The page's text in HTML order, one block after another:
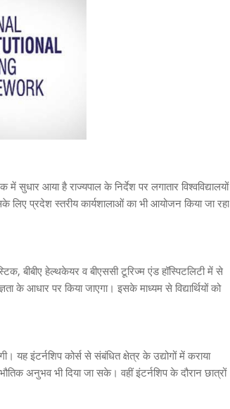
आया है राज्यपाल के निर्देश पर लगातार विश्वविद्यालयों
लिए प्रदेश स्तरीय कार्यशालाओं का भी आयोजन किया जा रहा
बीबीए हेल्थकेयर व बीएससी टूरिज्म एंड हॉस्पिटलिटी में से
के आधार पर किया जाएगा। इसके माध्यम से विद्यार्थियों को
यह इंटर्नशिप कोर्स से संबंधित क्षेत्र के उद्योगों में कराया
अनुभव भी दिया जा सके। वहीं इंटर्नशिप के दौरान छात्रों